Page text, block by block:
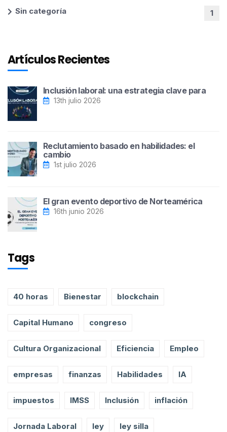
Sin categoría 1
Artículos Recientes
Inclusión laboral: una estrategia clave para
13th julio 2026
Reclutamiento basado en habilidades: el
cambio
1st julio 2026
El gran evento deportivo de Norteamérica
16th junio 2026
Tags
40 horas Bienestar blockchain
Capital Humano congreso
Cultura Organizacional Eficiencia Empleo
empresas finanzas Habilidades IA
impuestos IMSS Inclusión inflación
Jornada Laboral ley ley silla